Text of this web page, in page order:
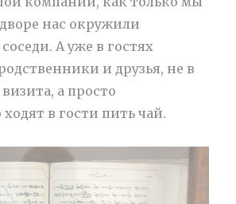
нас окружили
А уже в гостях
и друзья, не в
а просто
в гости пить чай.